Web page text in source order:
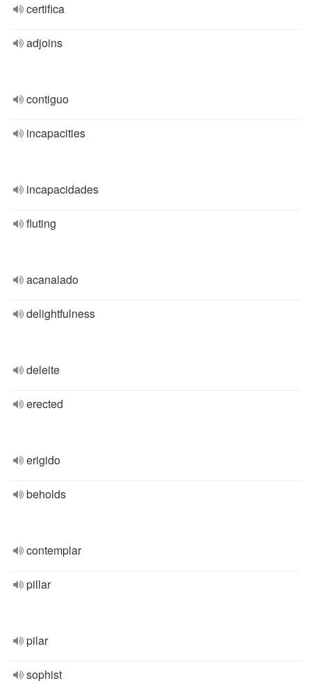
certifica
adjoins
contiguo
incapacities
incapacidades
fluting
acanalado
delightfulness
deleite
erected
erigido
beholds
contemplar
pillar
pilar
sophist